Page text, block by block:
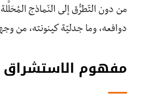
من دون التّطرُّق إلى النّماذج
دوافعه، وما جدليّة كينونته، من
مفهوم الاستشراق